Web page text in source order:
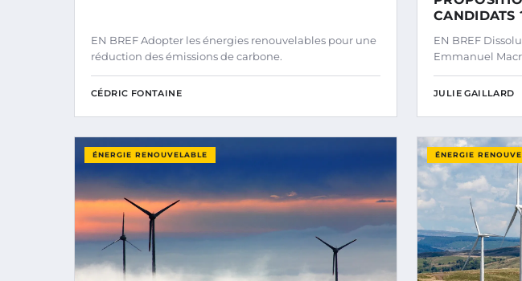
EN BREF Adopter les énergies renouvelables pour une
réduction des émissions de carbone.
CÉDRIC FONTAINE
CANDIDATS
EN BREF
Emmanuel
JULIE GAILLARD
ÉNERGIE RENOUVELABLE ÉNERGIE